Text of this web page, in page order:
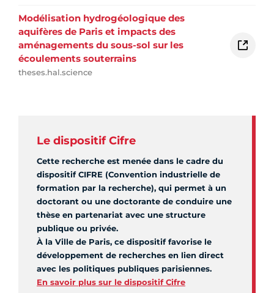
Modélisation hydrogéologique des
aquifères de Paris et impacts des
aménagements du sous-sol sur les
écoulements souterrains
theses.hal.science
Le dispositif Cifre
Cette recherche est menée dans le cadre du
dispositif CIFRE (Convention industrielle de
formation par la recherche), qui permet à un
doctorant ou une doctorante de conduire une
thèse en partenariat avec une structure
publique ou privée.
À la Ville de Paris, ce dispositif favorise le
développement de recherches en lien direct
avec les politiques publiques parisiennes.
En savoir plus sur le dispositif Cifre